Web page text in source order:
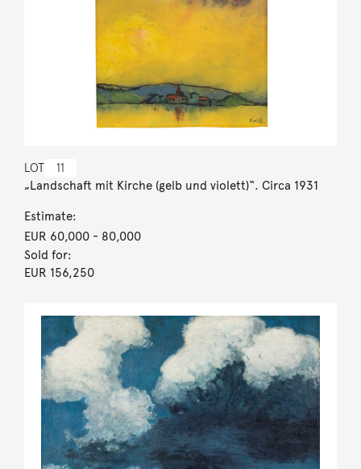
LOT 11
„Landschaft mit Kirche (gelb und violett)“. Circa 1931
Estimate:
EUR 60,000- 80,000
Sold for:
EUR 156,250